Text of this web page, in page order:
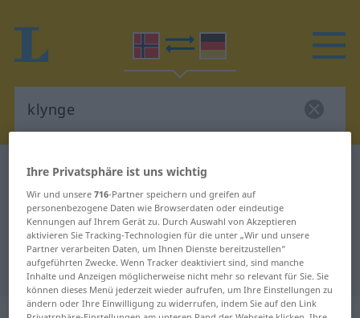
Norwegisch-Deutsch Wörterbuch
Norwegisch-Deutsch Übersetzung
für "klynge"
"klynge" Deutsch Übersetzung
Ihre Privatsphäre ist uns wichtig
Wir und unsere716-Partner speichern und greifen auf
personenbezogene Daten wie Browserdaten oder eindeutige
Kennungen auf Ihrem Gerät zu. Durch Auswahl von Akzeptieren
aktivieren Sie Tracking-Technologien für die unter „Wir und unsere
Partner verarbeiten Daten, um Ihnen Dienste bereitzustellen“
aufgeführten Zwecke. Wenn Tracker deaktiviert sind, sind manche
Inhalte und Anzeigen möglicherweise nicht mehr so relevant für Sie. Sie
können dieses Menü jederzeit wieder aufrufen, um Ihre Einstellungen zu
ändern oder Ihre Einwilligung zu widerrufen, indem Sie auf den Link